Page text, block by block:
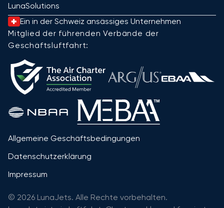
LunaSolutions
Ein in der Schweiz ansässiges Unternehmen
Mitglied der führenden Verbände der
Geschäftsluftfahrt:
Allgemeine Geschäftsbedingungen
Datenschutzerklärung
Impressum
© 2026 LunaJets. Alle Rechte vorbehalten.